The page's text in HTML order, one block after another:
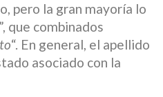
pero la gran mayoría lo
que combinados
“. En general, el apellido
asociado con la